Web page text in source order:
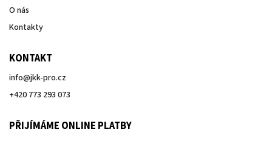
O nás
Kontakty
KONTAKT
info@jkk-pro.cz
+420 773 293 073
PŘIJÍMÁME ONLINE PLATBY